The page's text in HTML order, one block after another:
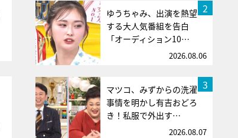
2
ゆうちゃみ、出演を熱望
する大人気番組を告白
「オーディション10…
2026.08.06
3
マツコ、みずからの洗濯
事情を明かし有吉おどろ
き！私服で外出す…
2026.08.07